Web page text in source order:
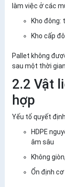
làm việc ở các
Kho đông:
Kho cấp
Pallet không
sau một thời
2.2 Vật
hợp
Yếu tố quyết
HDPE
âm sâu
Không
Ổn định